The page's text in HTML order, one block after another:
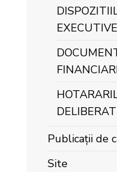
EXECUTIVE
Publicații de
Site